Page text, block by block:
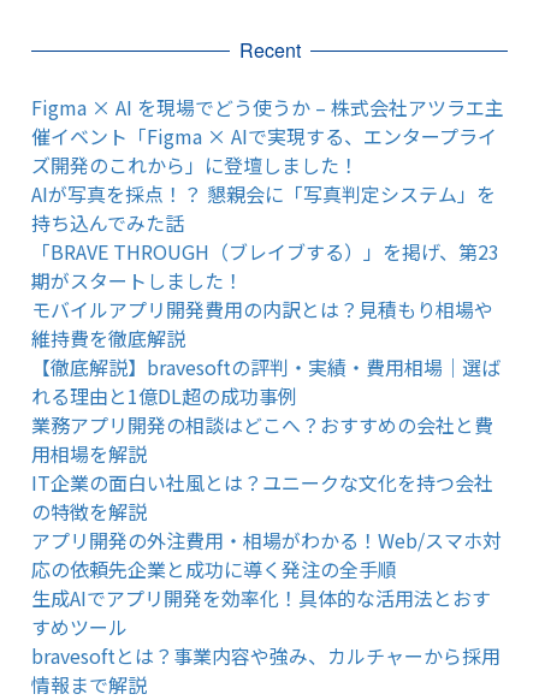
Recent
Figma × AI を現場でどう使うか – 株式会社アツラエ主
催イベント「Figma × AIで実現する、エンタープライ
ズ開発のこれから」に登壇しました！
AIが写真を採点！？ 懇親会に「写真判定システム」を
持ち込んでみた話
「BRAVE THROUGH（ブレイブする）」を掲げ、第23
期がスタートしました！
モバイルアプリ開発費用の内訳とは？見積もり相場や
維持費を徹底解説
【徹底解説】bravesoftの評判・実績・費用相場｜選ば
れる理由と1億DL超の成功事例
業務アプリ開発の相談はどこへ？おすすめの会社と費
用相場を解説
IT企業の面白い社風とは？ユニークな文化を持つ会社
の特徴を解説
アプリ開発の外注費用・相場がわかる！Web/スマホ対
応の依頼先企業と成功に導く発注の全手順
生成AIでアプリ開発を効率化！具体的な活用法とおす
すめツール
bravesoftとは？事業内容や強み、カルチャーから採用
情報まで解説